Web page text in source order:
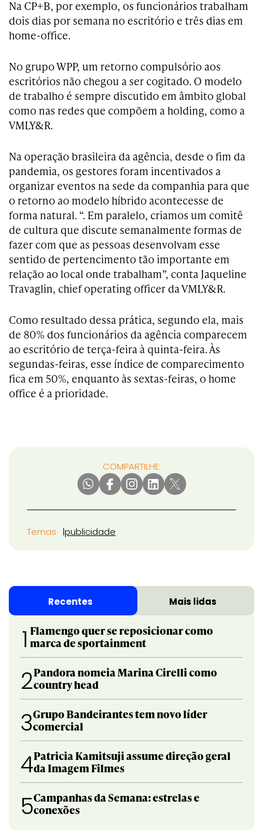
Na CP+B, por exemplo, os funcionários trabalham
dois dias por semana no escritório e três dias em
home-office.
No grupo WPP, um retorno compulsório aos
escritórios não chegou a ser cogitado. O modelo
de trabalho é sempre discutido em âmbito global
como nas redes que compõem a holding, como a
VMLY&R.
Na operação brasileira da agência, desde o fim da
pandemia, os gestores foram incentivados a
organizar eventos na sede da companhia para que
o retorno ao modelo híbrido acontecesse de
forma natural. “. Em paralelo, criamos um comitê
de cultura que discute semanalmente formas de
fazer com que as pessoas desenvolvam esse
sentido de pertencimento tão importante em
relação ao local onde trabalham”, conta Jaqueline
Travaglin, chief operating officer da VMLY&R.
Como resultado dessa prática, segundo ela, mais
de 80% dos funcionários da agência comparecem
ao escritório de terça-feira à quinta-feira. Às
segundas-feiras, esse índice de comparecimento
fica em 50%, enquanto às sextas-feiras, o home
office é a prioridade.
COMPARTILHE:
Temas publicidade
Recentes Mais lidas
1 Flamengo quer se reposicionar como
marca de sportainment
2Pandora nomeia Marina Cirelli como
country head
3Grupo Bandeirantes tem novo líder
comercial
4Patricia Kamitsuji assume direção geral
da Imagem Filmes
5Campanhas da Semana: estrelas e
conexões